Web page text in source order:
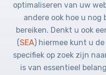
optimaliseren van uw
andere ook hoe u
bereiken. Denkt u ook
(SEA) hiermee kunt u
specifiek op zoek zijn
is van essentieel